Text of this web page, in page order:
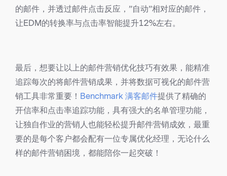
的邮件，并透过邮件点击反应，”自动”相对应的邮件，
让EDM的转换率与点击率智能提升12%左右。
最后，想要让以上的邮件营销优化技巧有效果，能精准
追踪每次的将邮件营销成果，并将数据可视化的邮件营
销工具非常重要！ Benchmark 满客邮件提供了精确的
开信率和点击率追踪功能，具有强大的名单管理功能，
让独自作业的营销人也能轻松提升邮件营销成效，最重
要的是每个客户都会配有一位专属优化经理，无论什么
样的邮件营销困境，都能陪你一起突破！